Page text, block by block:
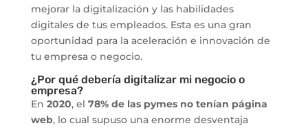
mejorar la digitalización y las habilidades
digitales de tus empleados. Esta es una gran
oportunidad para la aceleración e innovación de
tu empresa o negocio.
¿Por quédebería digitalizar mi negocio o
empresa?
En 2020, el 78% de las pymes no tenían página
web, lo cual supuso una enorme desventaja